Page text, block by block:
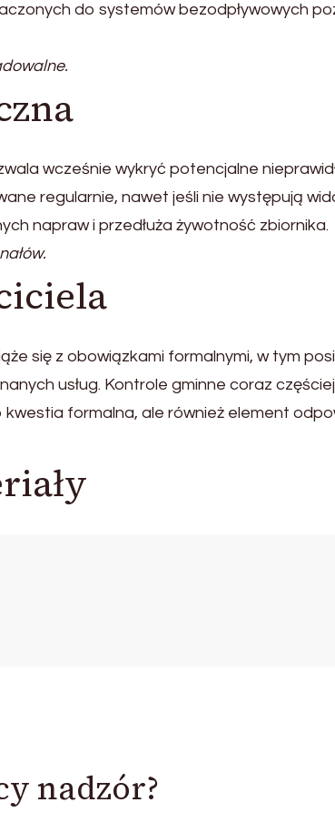
do systemów bezodpływowych
wcześnie wykryć potencjalne
regularnie, nawet jeśli nie występują
napraw i przedłuża żywotność zbiornika.
się z obowiązkami formalnymi, w tym
usług. Kontrole gminne coraz
formalna, ale również element
nadzór?